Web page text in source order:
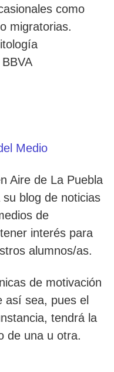
como
migratorias.
Medio
Aire de La Puebla
blog de noticias
de
interés para
alumnos/as.
de motivación
así sea, pues el
tendrá la
de una u otra.